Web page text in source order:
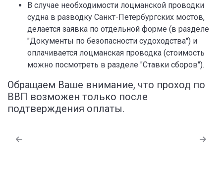
В случае необходимости лоцманской проводки
судна в разводку Санкт-Петербургских мостов,
делается заявка по отдельной форме (в разделе
"Документы по безопасности судоходства") и
оплачивается лоцманская проводка (стоимость
можно посмотреть в разделе "Ставки сборов").
Обращаем Ваше внимание, что проход по
ВВП возможен только после
подтверждения оплаты.